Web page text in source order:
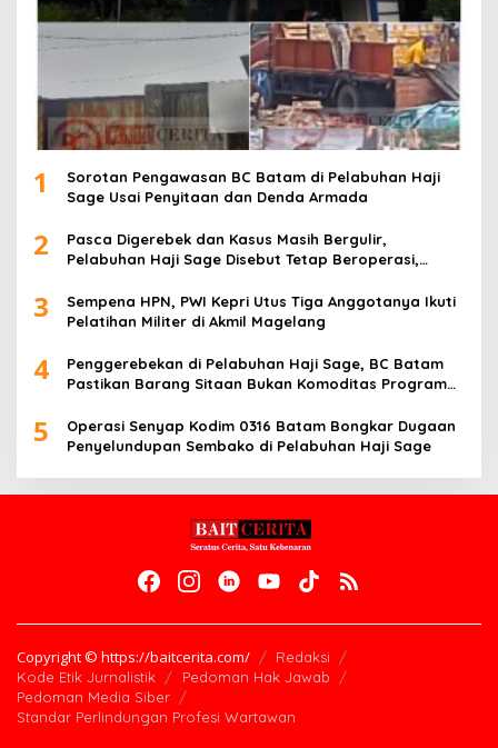
1
Sorotan Pengawasan BC Batam di Pelabuhan Haji
Sage Usai Penyitaan dan Denda Armada
2
Pasca Digerebek dan Kasus Masih Bergulir,
Pelabuhan Haji Sage Disebut Tetap Beroperasi,
3
Sempena HPN, PWI Kepri Utus Tiga Anggotanya Ikuti
Pelatihan Militer di Akmil Magelang
4
Penggerebekan di Pelabuhan Haji Sage, BC Batam
Pastikan Barang Sitaan Bukan Komoditas Program
5
Operasi Senyap Kodim 0316 Batam Bongkar Dugaan
Penyelundupan Sembako di Pelabuhan Haji Sage
Copyright © https://baitcerita.com/
Redaksi
Kode Etik Jurnalistik
Pedoman Hak Jawab
Pedoman Media Siber
Standar Perlindungan Profesi Wartawan